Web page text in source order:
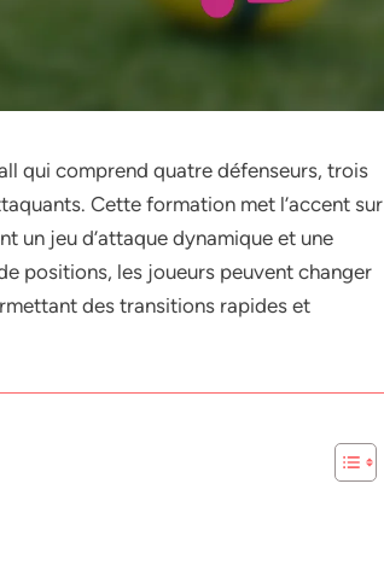
qui comprend quatre défenseurs, trois
Cette formation met l’accent sur
un jeu d’attaque dynamique et une
positions, les joueurs peuvent changer
des transitions rapides et